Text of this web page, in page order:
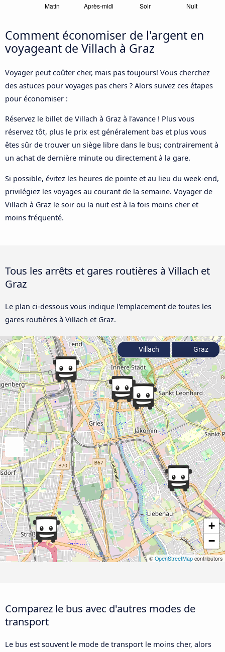
Comment économiser de l'argent en
voyageant de Villach à Graz
Voyager peut coûter cher, mais pas toujours! Vous cherchez
des astuces pour voyages pas chers ? Alors suivez ces étapes
pour économiser :
Réservez le billet de Villach à Graz à l'avance ! Plus vous
réservez tôt, plus le prix est généralement bas et plus vous
êtes sûr de trouver un siège libre dans le bus; contrairement à
un achat de dernière minute ou directement à la gare.
Si possible, évitez les heures de pointe et au lieu du week-end,
privilégiez les voyages au courant de la semaine. Voyager de
Villach à Graz le soir ou la nuit est à la fois moins cher et
moins fréquenté.
Tous les arrêts et gares routières à Villach et
Graz
Le plan ci-dessous vous indique l'emplacement de toutes les
gares routières à Villach et Graz.
+
−
© OpenStreetMap contributors
Villach Graz
Comparez le bus avec d'autres modes de
transport
Le bus est souvent le mode de transport le moins cher, alors